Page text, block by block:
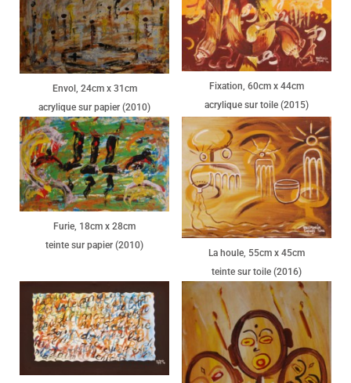
Envol, 24cm x 31cm
acrylique sur papier (2010)
Fixation, 60cm x 44cm
acrylique sur toile (2015)
Furie, 18cm x 28cm
teinte sur papier (2010)
La houle, 55cm x 45cm
teinte sur toile (2016)